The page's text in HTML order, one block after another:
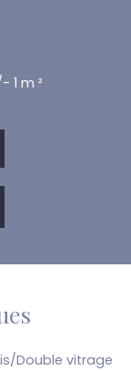
1 m ²
Double vitrage